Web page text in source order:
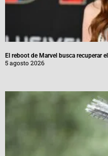
El reboot de Marvel busca recuperar
5 agosto 2026